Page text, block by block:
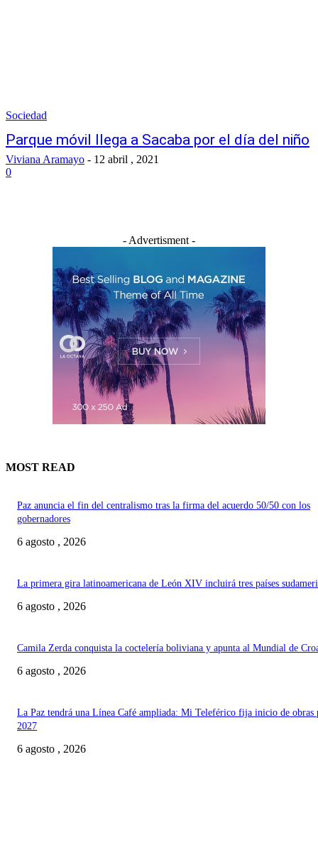
Sociedad
Parque móvil llega a Sacaba por el día del niño
Viviana Aramayo - 12 abril , 2021
0
- Advertisment -
MOST READ
Paz anuncia el fin del centralismo tras la firma del acuerdo 50/50 con los
gobernadores
6 agosto , 2026
La primera gira latinoamericana de León XIV incluirá tres países
6 agosto , 2026
Camila Zerda conquista la coctelería boliviana y apunta al Mundial de
6 agosto , 2026
La Paz tendrá una Línea Café ampliada: Mi Teleférico fija inicio de obras
2027
6 agosto , 2026